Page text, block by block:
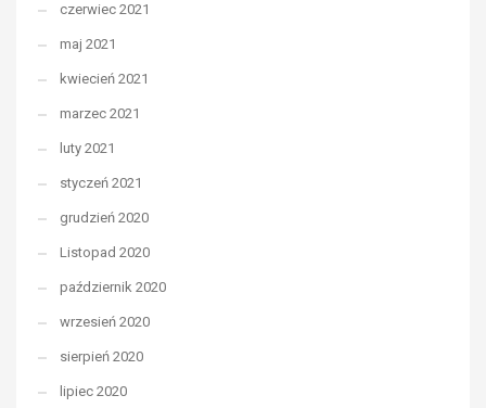
czerwiec 2021
maj 2021
kwiecień 2021
marzec 2021
luty 2021
styczeń 2021
grudzień 2020
Listopad 2020
październik 2020
wrzesień 2020
sierpień 2020
lipiec 2020